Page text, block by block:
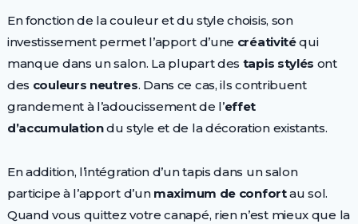
En fonction de la couleur et du style choisis, son
investissement permet l’apport d’une créativitéqui
manque dans un salon. La plupart des tapis stylés ont
des couleurs neutres. Dans ce cas, ils contribuent
grandement à l’adoucissement de l’effet
d’accumulationdu style et de la décoration existants.
En addition, l’intégration d’un tapis dans un salon
participe à l’apport d’un maximum de confortau sol.
Quand vous quittez votre canapé, rien n’est mieux que la